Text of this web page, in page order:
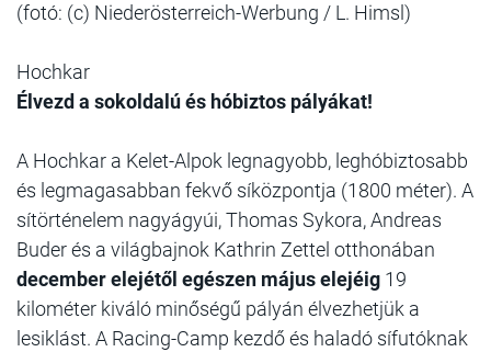
(fotó: (c) Niederösterreich-Werbung / L. Himsl)
Hochkar
Élvezd a sokoldalú és hóbiztos pályákat!
A Hochkar a Kelet-Alpok legnagyobb, leghóbiztosabb
és legmagasabban fekvő síközpontja (1800 méter). A
sítörténelem nagyágyúi, Thomas Sykora, Andreas
Buder és a világbajnok Kathrin Zettel otthonában
december elejétől egészen május elejéig 19
kilométer kiváló minőségű pályán élvezhetjük a
lesiklást. A Racing-Camp kezdő és haladó sífutóknak